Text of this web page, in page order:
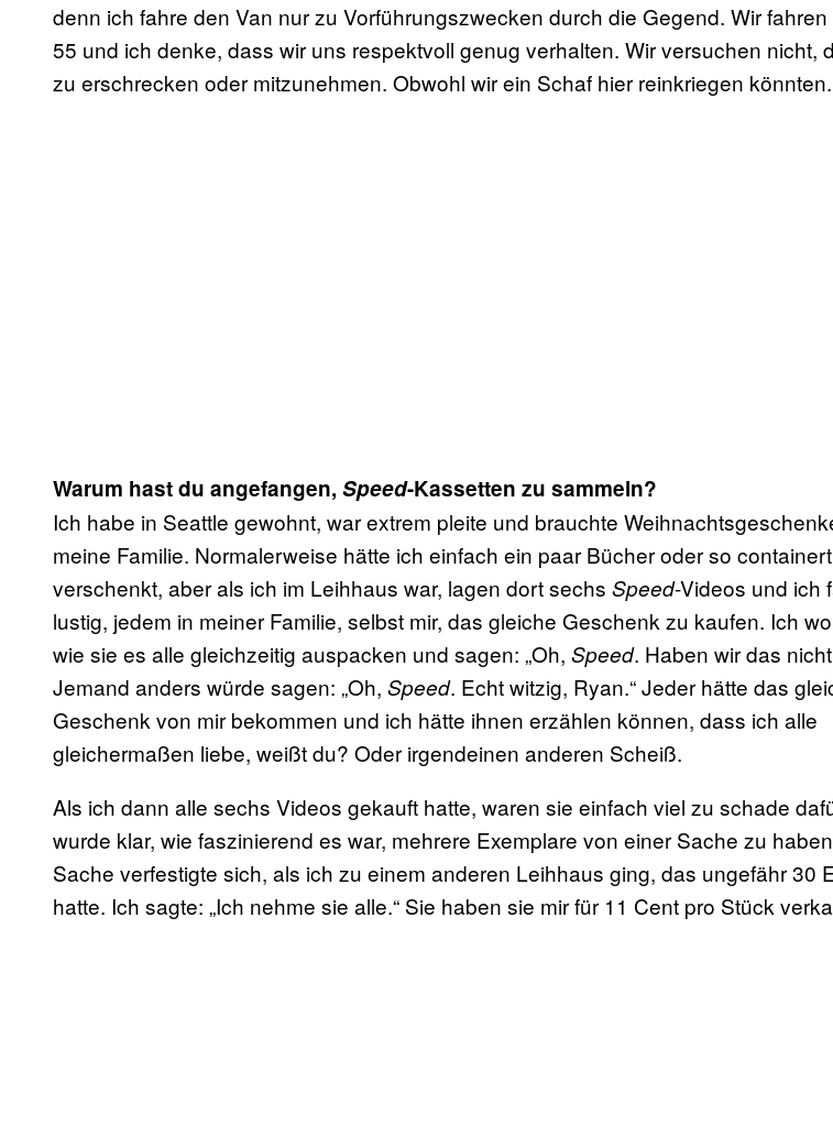
denn ich fahre den Van nur zu Vorführungszwecken durch die Gegend. Wir
55 und ich denke, dass wir uns respektvoll genug verhalten. Wir versuchen nicht,
zu erschrecken oder mitzunehmen. Obwohl wir ein Schaf hier reinkriegen könnten.
Warum hast du angefangen, Speed-Kassetten zu sammeln?
Ich habe in Seattle gewohnt, war extrem pleite und brauchte
meine Familie. Normalerweise hätte ich einfach ein paar Bücher oder so
verschenkt, aber als ich im Leihhaus war, lagen dort sechs Speed-Videos und ich
lustig, jedem in meiner Familie, selbst mir, das gleiche Geschenk zu kaufen. Ich
wie sie es alle gleichzeitig auspacken und sagen: „Oh, Speed. Haben wir das
Jemand anders würde sagen: „Oh, Speed. Echt witzig, Ryan.“ Jeder hätte das
Geschenk von mir bekommen und ich hätte ihnen erzählen können, dass ich alle
gleichermaßen liebe, weißt du? Oder irgendeinen anderen Scheiß.
Als ich dann alle sechs Videos gekauft hatte, waren sie einfach viel zu schade
wurde klar, wie faszinierend es war, mehrere Exemplare von einer Sache zu
Sache verfestigte sich, als ich zu einem anderen Leihhaus ging, das ungefähr 30
hatte. Ich sagte: „Ich nehme sie alle.“ Sie haben sie mir für 11 Cent pro Stück